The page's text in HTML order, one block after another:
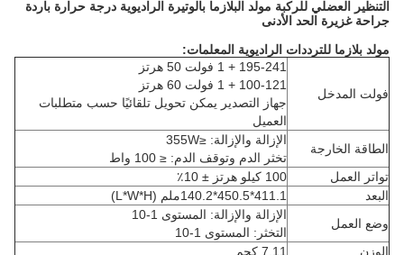
التنظير العضلي للركبة مولد البلازما بالوتيرة الراديوية درجة حرارة باردة
جراحة غزيرة الحد الأدنى
مولد بلازما للترددات الراديوية المعلمات:
فولت المدخل
195-241 + 1 فولت 50 هرتز
100-121 + 1 فولت 60 هرتز
جهاز التصدير يمكن تحويل تلقائيًا حسب متطلبات
العميل
الطاقة الخارجة
الإزالة والإزالة: ≤355W
تخثر الدم وتوقف الدم: ≤ 100 واط
تواتر العمل
100 كيلو هرتز ± 10٪
البعد
411.1*450.5*140.2ملم (L*W*H)
وضع العمل
الإزالة والإزالة: المستوى 1-10
التخثر: المستوى 1-10
الوزن
7.11 كجم